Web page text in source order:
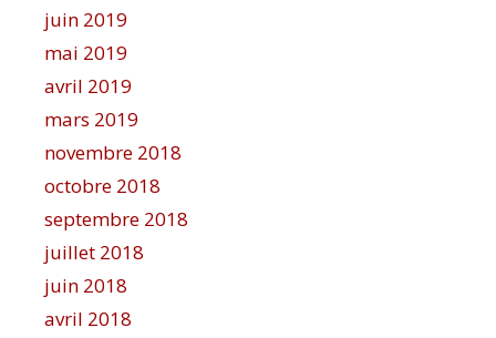
juin 2019
mai 2019
avril 2019
mars 2019
novembre 2018
octobre 2018
septembre 2018
juillet 2018
juin 2018
avril 2018